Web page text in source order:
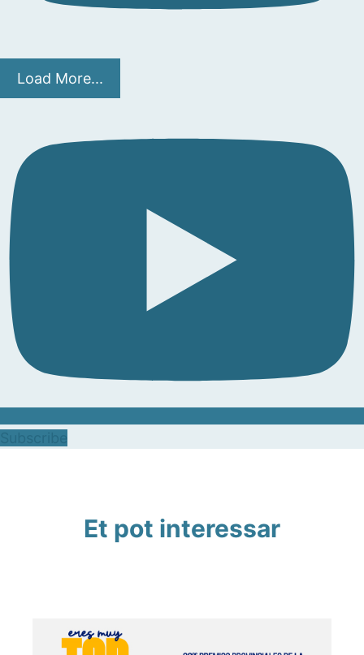
Load More...
Et pot interessar